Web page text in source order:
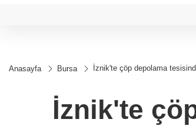
Anasayfa Bursa İznik'te çöp depolama
İznik'te